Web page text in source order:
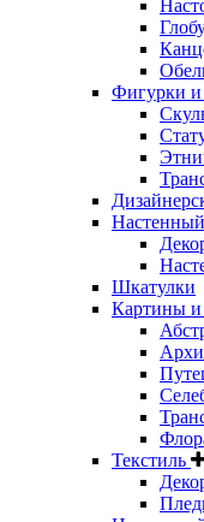
Фигурки и
Шкатулки
Картины и
Текстиль